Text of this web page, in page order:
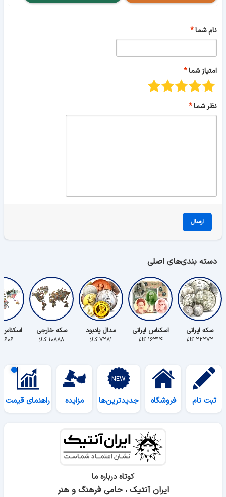
نام شما
امتیاز شما
نظر شما
ارسال
دسته بندی‌های اصلی
سکه ایرانی
۲۲۲۷۲ کالا
اسکناس ایرانی
۱۶۳۱۴ کالا
مدال یادبود
۷۲۸۱ کالا
سکه خارجی
۱۰۸۸۸ کالا ۵۶۰۶ کالا
ثبت نام فروشگاه جدیدترین‌ها مزایده راهنمای قیمت
کوتاه درباره ما
ایران آنتیک ، حامی فرهنگ و هنر